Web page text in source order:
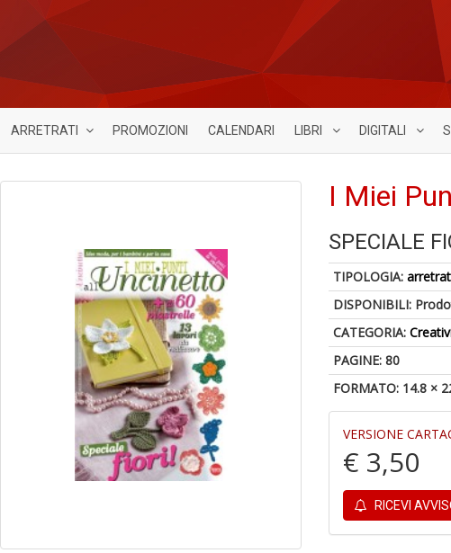
ARRETRATI PROMOZIONI CALENDARI LIBRI DIGITALI
I Miei
SPECIALE
TIPOLOGIA:
DISPONIBILI:
CATEGORIA:
PAGINE: 80
FORMATO: 14.8 ×
VERSIONE
€ 3,50
RICEVI